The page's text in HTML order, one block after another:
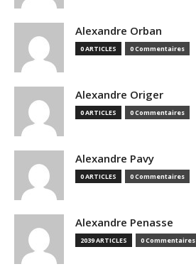
Alexandre Orban
0 ARTICLES 0 Commentaires
Alexandre Origer
0 ARTICLES 0 Commentaires
Alexandre Pavy
0 ARTICLES 0 Commentaires
Alexandre Penasse
2039 ARTICLES 0 Commentaires